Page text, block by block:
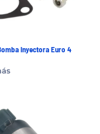
Inyectora Euro 4